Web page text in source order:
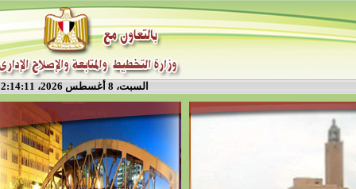
السبت، 8 أغسطس 2026، 2:14:12 م